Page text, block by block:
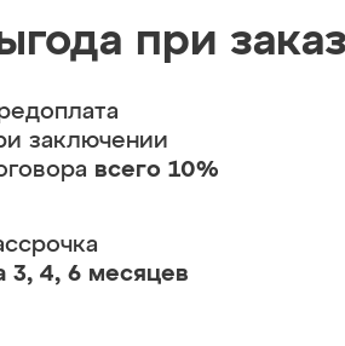
при
заключении
всего 10%
3, 4, 6 месяцев